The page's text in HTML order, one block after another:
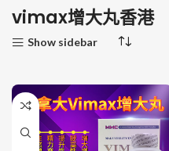
vimax增大丸香港
Show sidebar